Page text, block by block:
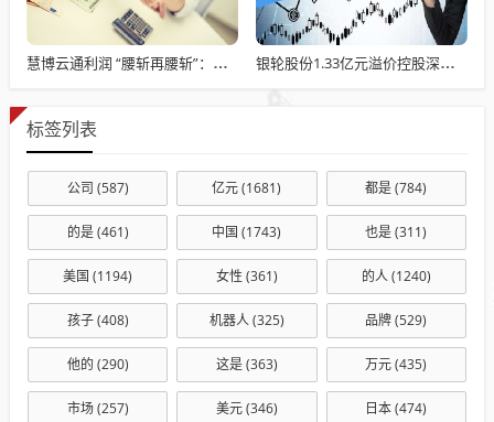
慧博云通利润 “腰斩再腰斩”：营收 10 亿增 33%，职工薪酬 7.46 亿占营收 7 成，现金流 - 1.18 亿 银轮股份1.33亿元溢价控股深蓝股份 年内股价已涨超八成
标签列表
公司 (587) 亿元(1681) 都是(784)
的是(461) 中国 (1743) 也是(311)
美国 (1194) 女性 (361) 的人(1240)
孩子(408) 机器人(325) 品牌(529)
他的 (290) 这是(363) 万元(435)
市场(257) 美元(346) 日本(474)